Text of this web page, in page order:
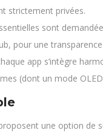
strictement privées.
sont
pour une
app s’intègre
(dont un mode
une option